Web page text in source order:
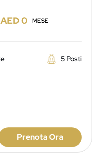
AED 0 MESE
5 Posti
Prenota Ora